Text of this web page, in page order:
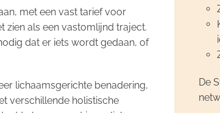
met een vast tarief voor
zien als een vastomlijnd traject.
dat er iets wordt gedaan, of
lichaamsgerichte benadering,
verschillende holistische
De